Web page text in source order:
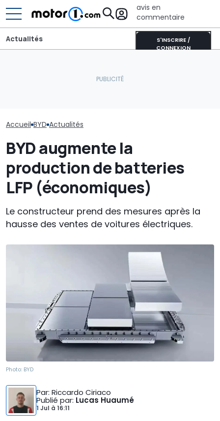
avis en
commentaire
S'INSCRIRE /
CONNEXION
Actualités
Accueil BYD Actualités
BYD augmente la
production de batteries
LFP (économiques)
Le constructeur prend des mesures après la
hausse des ventes de voitures électriques.
Photo: BYD
Par: Riccardo Ciriaco
Publié par: Lucas Huaumé
1 Jul à 16:11